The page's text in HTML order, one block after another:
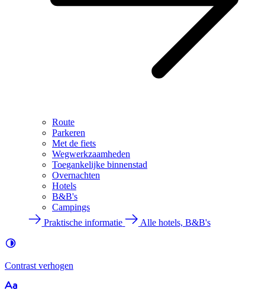
Route
Parkeren
Met de fiets
Wegwerkzaamheden
Toegankelijke binnenstad
Overnachten
Hotels
B&B's
Campings
Praktische informatie
Alle hotels, B&B's
Contrast verhogen